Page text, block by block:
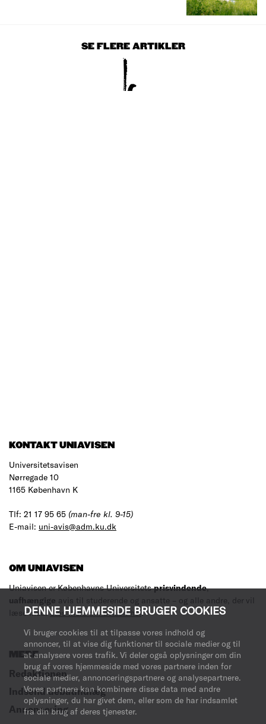
DENNE HJEMMESIDE BRUGER COOKIES
Vi bruger cookies til at tilpasse vores indhold og
annoncer, til at vise dig funktioner til sociale medier og til
at analysere vores trafik. Vi deler også oplysninger om din
brug af vores hjemmeside med vores partnere inden for
sociale medier, annonceringspartnere og analysepartnere.
Vores partnere kan kombinere disse data med andre
oplysninger, du har givet dem, eller som de har indsamlet
fra din brug af deres tjenester.
SE FLERE ARTIKLER
KONTAKT UNIAVISEN
Universitetsavisen
Nørregade 10
1165 København K
Tlf: 21 17 95 65 (man-fre kl. 9-15)
E-mail: uni-avis@adm.ku.dk
OM UNIAVISEN
Uniavisen er Københavns Universitetsprisvindende,
uafhængige avis til studerende og ansatte – og alle andre, der vil
læse med.Læs mere om avisen her.
MERE
Redaktionen
Indsend debatindlæg
Annoncering